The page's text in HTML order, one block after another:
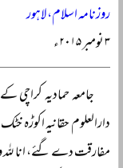
روزنامہ اسلام، لاہور
۳ نومبر ۲۰۱۵ء
جامعہ حمادیہ کراچی
دارالعلوم حقانیہ اکوڑہ
مفارقت دے گئے، انا